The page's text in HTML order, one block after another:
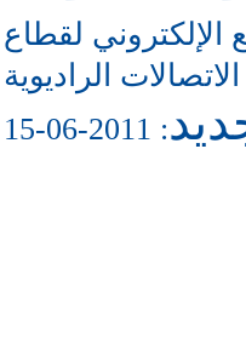
لقطاع
الاتصالات الراديوية
: 2011-06-15